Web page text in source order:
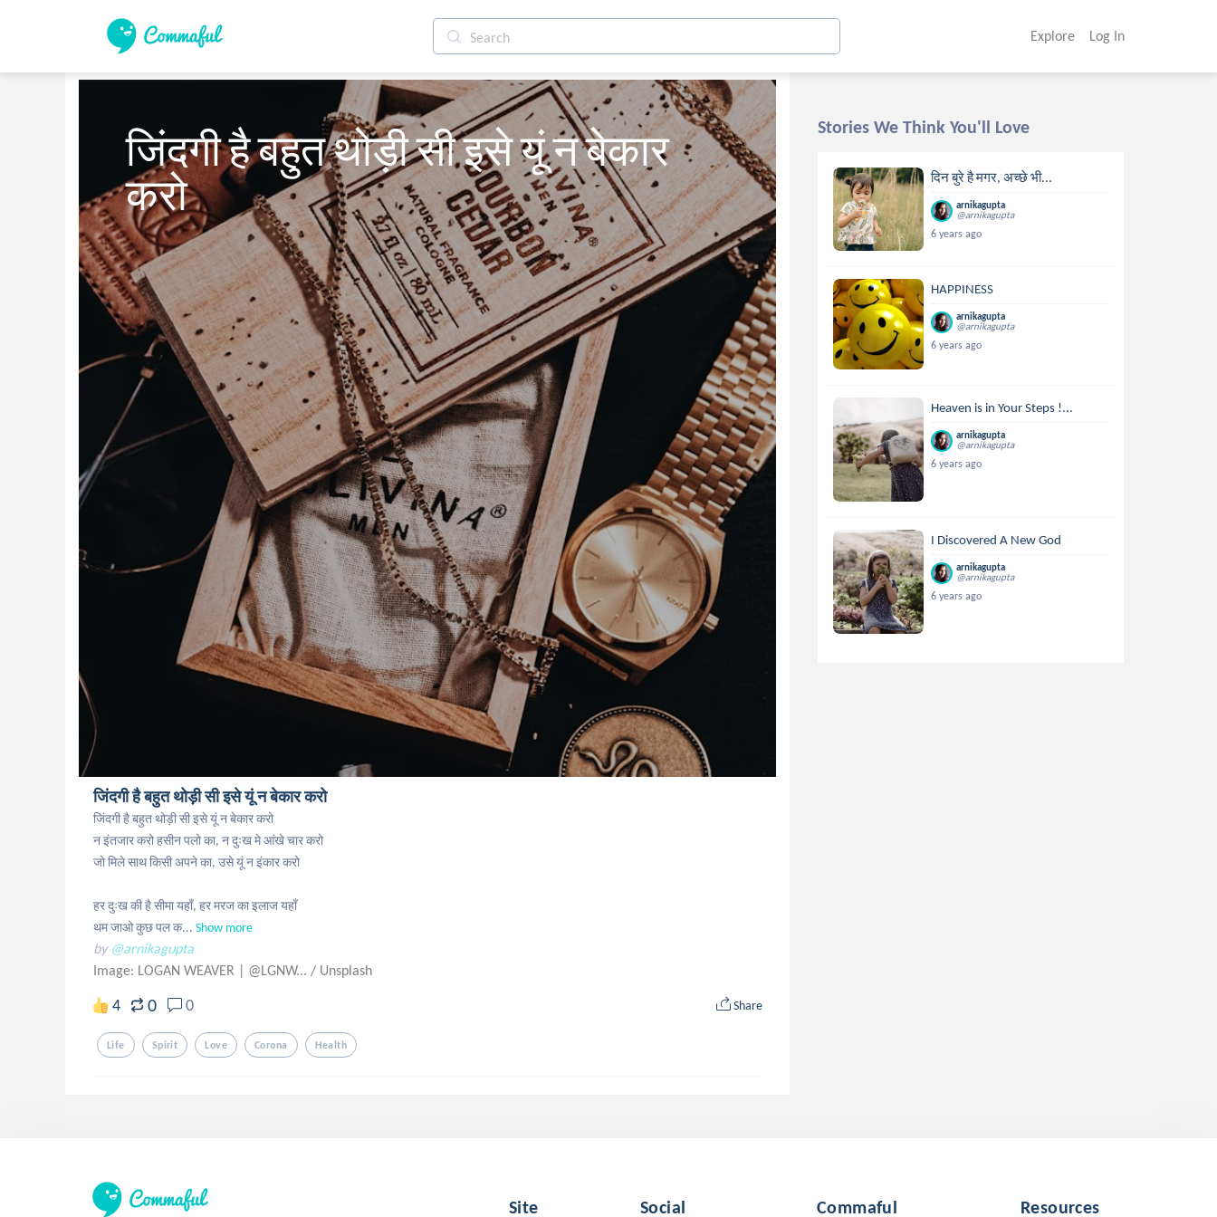
Explore Log In
जिंदगी है बहुत थोड़ी सी इसे यूं न बेकार
करो
जिंदगी है बहुत थोड़ी सी इसे यूं न बेकार करो
जिंदगी है बहुत थोड़ी सी इसे यूं न बेकार करो
न इंतजार करो हसीन पलो का, न दुःख मे आंखे चार करो
जो मिले साथ किसी अपने का, उसे यूं न इंकार करो
हर दुःख की है सीमा यहाँ, हर मरज का इलाज यहाँ
थम जाओ कुछ पल क... Show more
by @arnikagupta
Image: LOGAN WEAVER | @LGNW... / Unsplash
4 0 0 Share
Life Spirit Love Corona Health
Stories We Think You'll Love
दिन बुरे है मगर, अच्छे भी...
arnikagupta
@arnikagupta
6 years ago
HAPPINESS
arnikagupta
@arnikagupta
6 years ago
Heaven is in Your Steps !...
arnikagupta
@arnikagupta
6 years ago
I Discovered A New God
arnikagupta
@arnikagupta
6 years ago
Site Social Commaful Resources